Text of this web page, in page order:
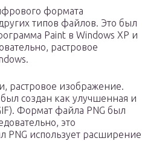
формата
типов файлов. Это был
Paint в Windows XP и
растровое
растровое изображение.
создан как улучшенная и
Формат файла PNG был
это
использует расширение